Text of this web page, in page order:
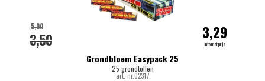
Grondbloem Easypack 25
25 grondtollen
art. nr.02317
3,50
5,00 3,29
internetprijs